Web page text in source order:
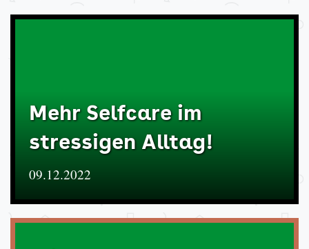
Mehr Selfcare im
stressigen Alltag!
09.12.2022